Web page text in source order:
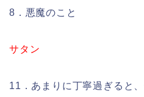
8．悪魔のこと
サタン
11．あまりに丁寧過ぎると